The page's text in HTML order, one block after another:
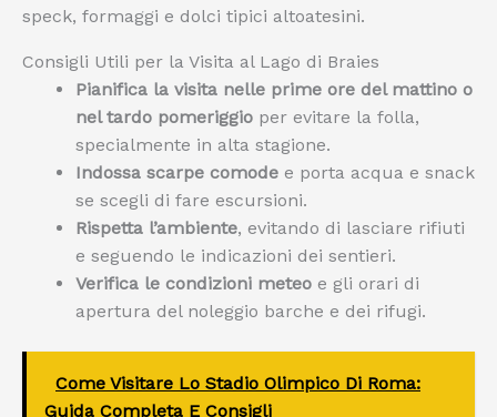
speck, formaggi e dolci tipici altoatesini.
Consigli Utili per la Visita al Lago di Braies
Pianifica la visita nelle prime ore del mattino o
nel tardo pomeriggio per evitare la folla,
specialmente in alta stagione.
Indossa scarpe comode e porta acqua e snack
se scegli di fare escursioni.
Rispetta l’ambiente, evitando di lasciare rifiuti
e seguendo le indicazioni dei sentieri.
Verifica le condizioni meteo e gli orari di
apertura del noleggio barche e dei rifugi.
Come Visitare Lo Stadio Olimpico Di Roma:
Guida Completa E Consigli